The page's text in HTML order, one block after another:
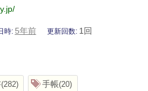
時 5年前 更新回数 1回
282 手帳 20